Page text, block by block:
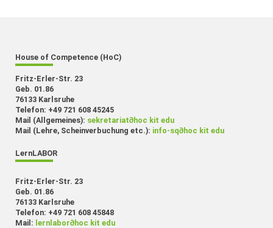
House of Competence (HoC)
Fritz-Erler-Str. 23
Geb. 01.86
76133 Karlsruhe
Telefon: +49 721 608 45245
Mail (Allgemeines): sekretariat∂hoc kit edu
Mail (Lehre, Scheinverbuchung etc.): info-sq∂hoc kit edu
LernLABOR
Fritz-Erler-Str. 23
Geb. 01.86
76133 Karlsruhe
Telefon: +49 721 608 45848
Mail: lernlabor∂hoc kit edu